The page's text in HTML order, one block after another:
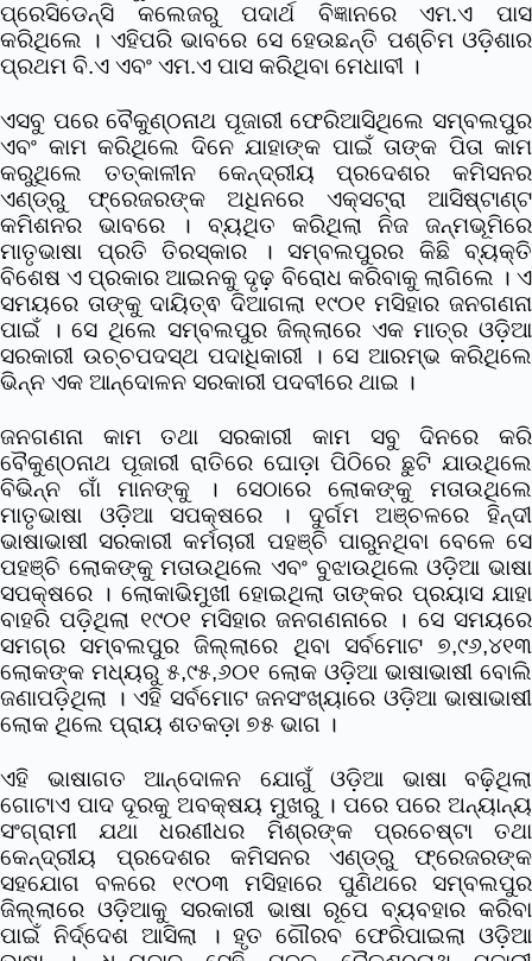
ପ୍ରେସିଡେନ୍ସି କଲେଜରୁ ପଦାର୍ଥ ବିଜ୍ଞାନରେ ଏମ.ଏ ପାସ
କରିଥିଲେ । ଏହିପରି ଭାବରେ ସେ ହେଉଛନ୍ତି ପଶ୍ଚିମ ଓଡ଼ିଶାର
ପ୍ରଥମ ବି.ଏ ଏବଂ ଏମ.ଏ ପାସ କରିଥିବା ମେଧାବୀ ।
ଏସବୁ ପରେ ବୈକୁଣ୍ଠନାଥ ପୂଜାରୀ ଫେରିଆସିଥିଲେ ସମ୍ବଲପୁର
ଏବଂ କାମ କରିଥିଲେ ଦିନେ ଯାହାଙ୍କ ପାଇଁ ତାଙ୍କ ପିତା କାମ
କରୁଥିଲେ ତତ୍କାଳୀନ କେନ୍ଦ୍ରୀୟ ପ୍ରଦେଶର କମିସନର
ଏଣ୍ଡ୍ରୁ ଫ୍ରେଜରଙ୍କ ଅଧିନରେ ଏକ୍ସଟ୍ରା ଆସିଷ୍ଟାଣ୍ଟ
କମିଶନର ଭାବରେ । ବ୍ୟଥିତ କରିଥିଲା ନିଜ ଜନ୍ମଭୂମିରେ
ମାତୃଭାଷା ପ୍ରତି ତିରସ୍କାର । ସମ୍ବଲପୁରର କିଛି ବ୍ୟକ୍ତି
ବିଶେଷ ଏ ପ୍ରକାର ଆଇନକୁ ଦୃଢ଼ ବିରୋଧ କରିବାକୁ ଲାଗିଲେ । ଏ
ସମୟରେ ତାଙ୍କୁ ଦାୟିତ୍ଵ ଦିଆଗଲା ୧୯୦୧ ମସିହାର ଜନଗଣନା
ପାଇଁ । ସେ ଥିଲେ ସମ୍ବଲପୁର ଜିଲ୍ଲାରେ ଏକ ମାତ୍ର ଓଡ଼ିଆ
ସରକାରୀ ଉଚ୍ଚପଦସ୍ଥ ପଦାଧିକାରୀ । ସେ ଆରମ୍ଭ କରିଥିଲେ
ଭିନ୍ନ ଏକ ଆନ୍ଦୋଳନ ସରକାରୀ ପଦବୀରେ ଥାଇ ।
ଜନଗଣନା କାମ ତଥା ସରକାରୀ କାମ ସବୁ ଦିନରେ କରି
ବୈକୁଣ୍ଠନାଥ ପୂଜାରୀ ରାତିରେ ଘୋଡ଼ା ପିଠିରେ ଛୁଟି ଯାଉଥିଲେ
ବିଭିନ୍ନ ଗାଁ ମାନଙ୍କୁ । ସେଠାରେ ଲୋକଙ୍କୁ ମତାଉଥିଲେ
ମାତୃଭାଷା ଓଡ଼ିଆ ସପକ୍ଷରେ । ଦୁର୍ଗମ ଅଞ୍ଚଳରେ ହିନ୍ଦୀ
ଭାଷାଭାଷୀ ସରକାରୀ କର୍ମଚାରୀ ପହଞ୍ଚି ପାରୁନଥିବା ବେଳେ ସେ
ପହଞ୍ଚି ଲୋକଙ୍କୁ ମତାଉଥିଲେ ଏବଂ ବୁଝାଉଥିଲେ ଓଡ଼ିଆ ଭାଷା
ସପକ୍ଷରେ । ଲୋକାଭିମୁଖୀ ହୋଇଥିଲା ତାଙ୍କର ପ୍ରୟାସ ଯାହା
ବାହରି ପଡ଼ିଥିଲା ୧୯୦୧ ମସିହାର ଜନଗଣନାରେ । ସେ ସମୟରେ
ସମଗ୍ର ସମ୍ବଲପୁର ଜିଲ୍ଲାରେ ଥିବା ସର୍ବମୋଟ ୭,୯୬,୪୧୩
ଲୋକଙ୍କ ମଧ୍ୟରୁ ୫,୯୫,୬୦୧ ଲୋକ ଓଡ଼ିଆ ଭାଷାଭାଷୀ ବୋଲି
ଜଣାପଡ଼ିଥିଲା । ଏହି ସର୍ବମୋଟ ଜନସଂଖ୍ୟାରେ ଓଡ଼ିଆ ଭାଷାଭାଷୀ
ଲୋକ ଥିଲେ ପ୍ରାୟ ଶତକଡ଼ା ୭୫ ଭାଗ ।
ଏହି ଭାଷାଗତ ଆନ୍ଦୋଳନ ଯୋଗୁଁ ଓଡ଼ିଆ ଭାଷା ବଢ଼ିଥିଲା
ଗୋଟାଏ ପାଦ ଦୂରକୁ ଅବକ୍ଷୟ ମୁଖରୁ । ପରେ ପରେ ଅନ୍ୟାନ୍ୟ
ସଂଗ୍ରାମୀ ଯଥା ଧରଣୀଧର ମିଶ୍ରଙ୍କ ପ୍ରଚେଷ୍ଟା ତଥା
କେନ୍ଦ୍ରୀୟ ପ୍ରଦେଶର କମିସନର ଏଣ୍ଡ୍ରୁ ଫ୍ରେଜରଙ୍କ
ସହଯୋଗ ବଳରେ ୧୯୦୩ ମସିହାରେ ପୁଣିଥରେ ସମ୍ବଲପୁର
ଜିଲ୍ଲାରେ ଓଡ଼ିଆକୁ ସରକାରୀ ଭାଷା ରୂପେ ବ୍ୟବହାର କରିବା
ପାଇଁ ନିର୍ଦ୍ଦେଶ ଆସିଲା । ହୃତ ଗୌରବ ଫେରିପାଇଲା ଓଡ଼ିଆ